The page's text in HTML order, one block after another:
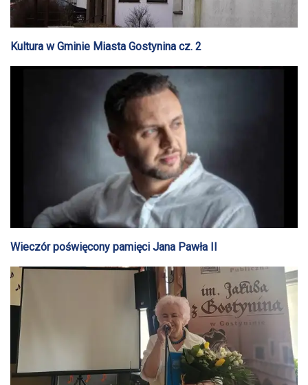
Kultura w Gminie Miasta Gostynina cz. 2
Wieczór poświęcony pamięci Jana Pawła II